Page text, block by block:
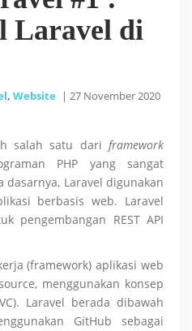
Judge) di Ubuntu
di Publish or Perish
Data dengan R 18
Kontrol Aliran di R
Laravel di
, Website | 27 November 2020
salah satu dari framework
PHP yang sangat
dasarnya, Laravel digunakan
berbasis web. Laravel
pengembangan REST API
(framework) aplikasi web
menggunakan konsep
Laravel berada dibawah
GitHub sebagai